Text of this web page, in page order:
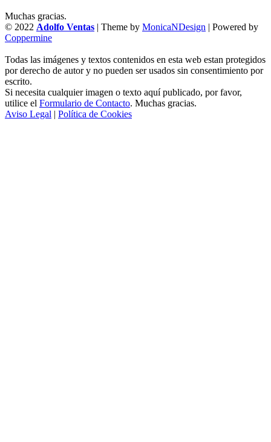
Muchas gracias.
© 2022 Adolfo Ventas | Theme by MonicaNDesign | Powered by
Coppermine
Todas las imágenes y textos contenidos en esta web estan protegidos
por derecho de autor y no pueden ser usados sin consentimiento por
escrito.
Si necesita cualquier imagen o texto aquí publicado, por favor,
utilice el Formulario de Contacto. Muchas gracias.
Aviso Legal | Política de Cookies